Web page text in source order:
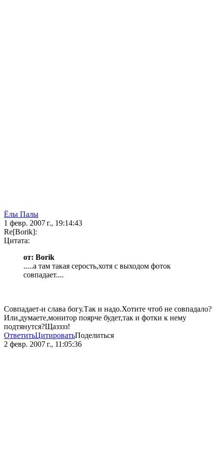
Ёлы Палы
1 февр. 2007 г., 19:14:43
Re[Borik]:
Цитата:
от: Borik
.....а там такая серость,хотя с выходом фоток
совпадает....
Совпадает-и слава богу.Так и надо.Хотите чтоб не совпадало?
Или,думаете,монитор поярче будет,так и фотки к нему
подтянутся?Щазззз!
ОтветитьЦитироватьПоделиться
2 февр. 2007 г., 11:05:36